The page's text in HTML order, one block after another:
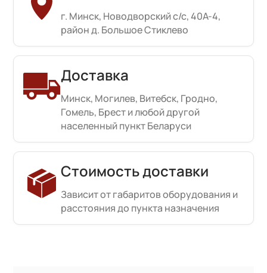
г. Минск, Новодворский с/с, 40А-4,
район д. Большое Стиклево
Доставка
Минск, Могилев, Витебск, Гродно,
Гомель, Брест и любой другой
населенный пункт Беларуси
Стоимость доставки
Зависит от габаритов оборудования и
расстояния до пункта назначения